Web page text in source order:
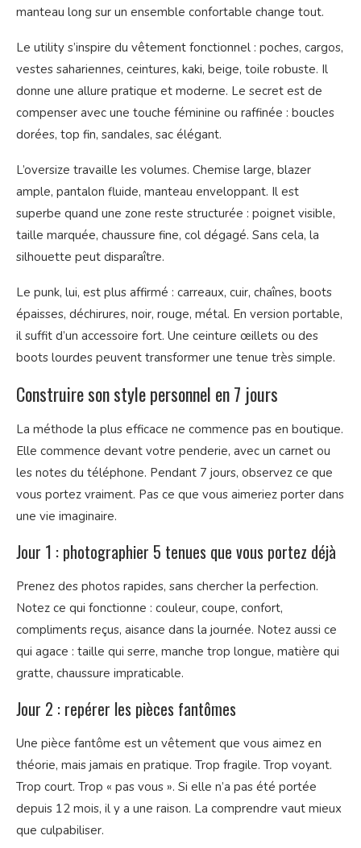
manteau long sur un ensemble confortable change tout.
Le utility s’inspire du vêtement fonctionnel : poches, cargos,
vestes sahariennes, ceintures, kaki, beige, toile robuste. Il
donne une allure pratique et moderne. Le secret est de
compenser avec une touche féminine ou raffinée : boucles
dorées, top fin, sandales, sac élégant.
L’oversize travaille les volumes. Chemise large, blazer
ample, pantalon fluide, manteau enveloppant. Il est
superbe quand une zone reste structurée : poignet visible,
taille marquée, chaussure fine, col dégagé. Sans cela, la
silhouette peut disparaître.
Le punk, lui, est plus affirmé : carreaux, cuir, chaînes, boots
épaisses, déchirures, noir, rouge, métal. En version portable,
il suffit d’un accessoire fort. Une ceinture œillets ou des
boots lourdes peuvent transformer une tenue très simple.
Construire son style personnel en 7 jours
La méthode la plus efficace ne commence pas en boutique.
Elle commence devant votre penderie, avec un carnet ou
les notes du téléphone. Pendant 7 jours, observez ce que
vous portez vraiment. Pas ce que vous aimeriez porter dans
une vie imaginaire.
Jour 1 : photographier 5 tenues que vous portez déjà
Prenez des photos rapides, sans chercher la perfection.
Notez ce qui fonctionne : couleur, coupe, confort,
compliments reçus, aisance dans la journée. Notez aussi ce
qui agace : taille qui serre, manche trop longue, matière qui
gratte, chaussure impraticable.
Jour 2 : repérer les pièces fantômes
Une pièce fantôme est un vêtement que vous aimez en
théorie, mais jamais en pratique. Trop fragile. Trop voyant.
Trop court. Trop « pas vous ». Si elle n’a pas été portée
depuis 12 mois, il y a une raison. La comprendre vaut mieux
que culpabiliser.